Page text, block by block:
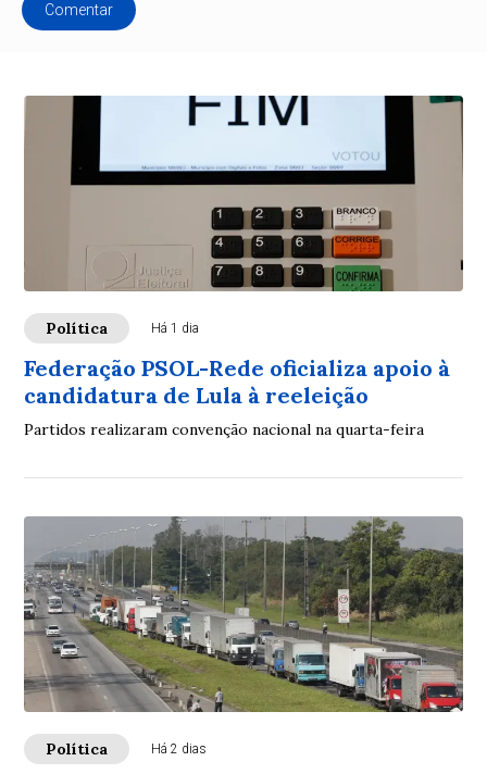
Comentar
Política Há 1 dia
Federação PSOL-Rede oficializa apoio à
candidatura de Lula à reeleição
Partidos realizaram convenção nacional na quarta-feira
Política Há 2 dias